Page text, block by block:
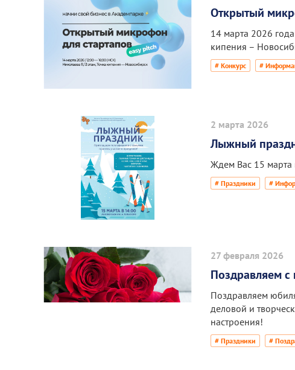
Открытый
14 марта 2026
кипения –
# Конкурс #
2 марта 2026
Лыжный
Ждем Вас 15 марта
# Праздники #
27 февраля 2026
Поздравляем
Поздравляем
деловой и
настроения!
# Праздники #